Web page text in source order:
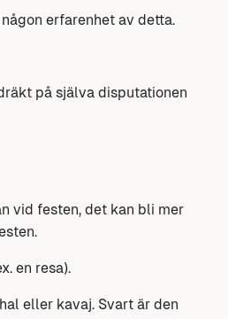
erfarenhet av detta.
på själva disputationen
vid festen, det kan bli mer
en resa).
eller kavaj. Svart är den